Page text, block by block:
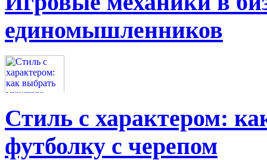
единомышленников
Стиль с характером:
футболку с черепом